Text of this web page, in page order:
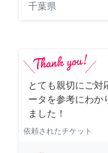
千葉県
とても親切にご対
ータを参考にわか
ました！
依頼されたチケット